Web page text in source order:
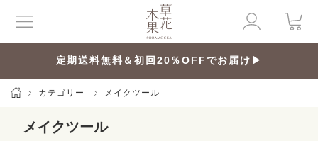
定期送料無料＆初回20％OFFでお届け▶
カテゴリー メイクツール
メイクツール